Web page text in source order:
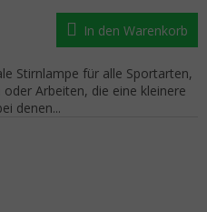
In den Warenkorb
Stirnlampe für alle Sportarten,
Arbeiten, die eine kleinere
denen...